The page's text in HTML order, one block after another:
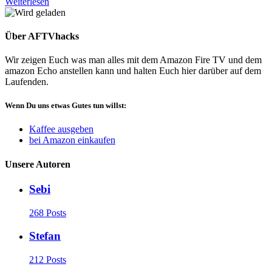
Über AFTVhacks
Wir zeigen Euch was man alles mit dem Amazon Fire TV und dem
amazon Echo anstellen kann und halten Euch hier darüber auf dem
Laufenden.
Wenn Du uns etwas Gutes tun willst:
Kaffee ausgeben
bei Amazon einkaufen
Unsere Autoren
Sebi
268 Posts
Stefan
212 Posts